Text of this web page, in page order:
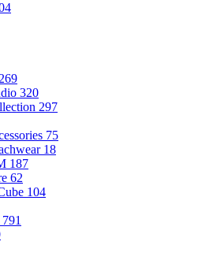
269
320
297
75
18
187
62
104
791